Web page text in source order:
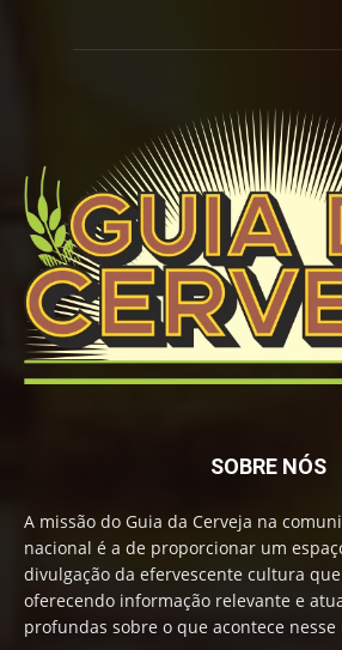
SOBRE NÓS
A missão do Guia da Cerveja na
nacional é a de proporcionar um
divulgação da efervescente cultura
oferecendo informação relevante e
profundas sobre o que acontece nesse